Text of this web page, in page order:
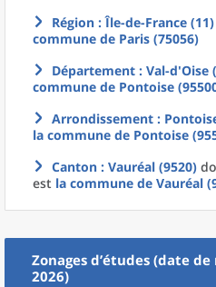
Région : Île-de-France (11)
commune de Paris (75056)
Département : Val-d'Oise
commune de Pontoise
Arrondissement :
la commune de Pontoise
Canton : Vauréal (9520)
est la commune de Vauréal
Zonages d’études (date
2026)